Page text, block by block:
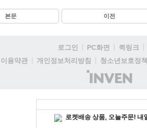
본문 이전
로그인 PC화면 퀵링크
이용약관
개인정보처리방침 청소년보호정책
(주)
인